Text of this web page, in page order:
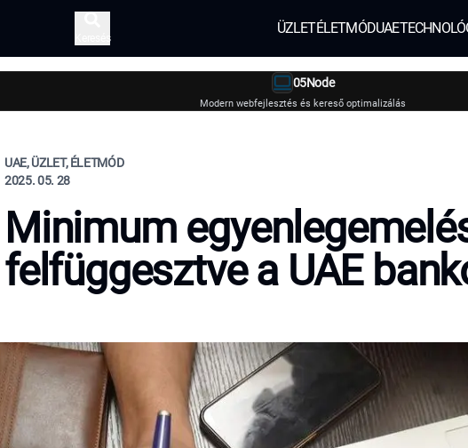
Keresés
ÜZLETÉLETMÓDUAE
05Node
Modern webfejlesztés és kereső optimalizálás
UAE, ÜZLET, ÉLETMÓD
2025. 05. 28
Minimum
felfüggesztve a UAE